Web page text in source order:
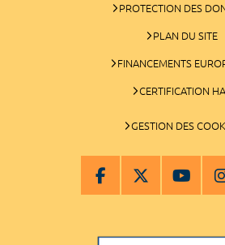
PROTECTION DES
PLAN DU SITE
FINANCEMENTS
CERTIFICATION
GESTION DES